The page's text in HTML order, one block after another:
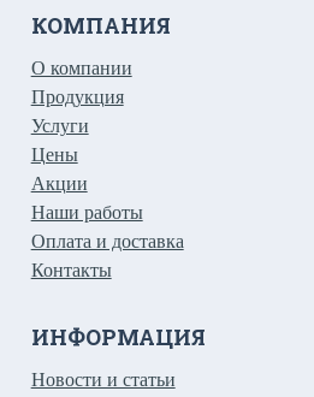
КОМПАНИЯ
О компании
Продукция
Услуги
Цены
Акции
Наши работы
Оплата и доставка
Контакты
ИНФОРМАЦИЯ
Новости и статьи